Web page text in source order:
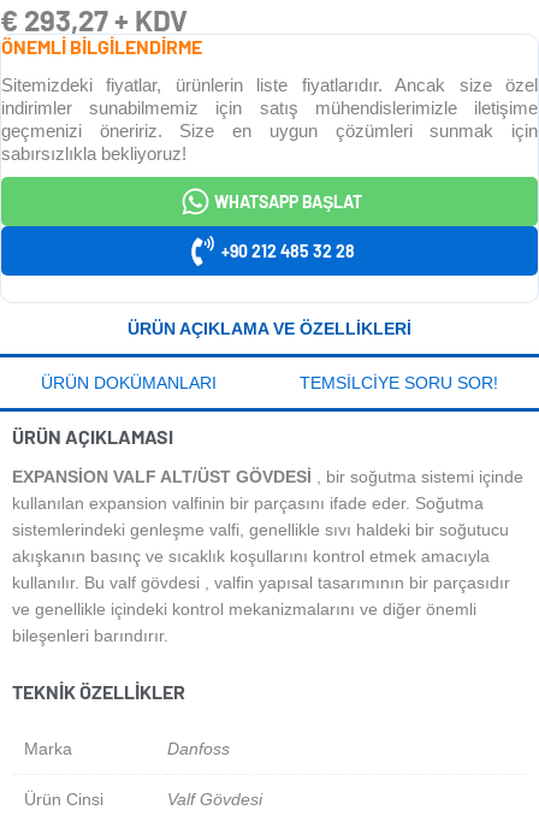
€ 293,27+ KDV
ÖNEMLİ BİLGİLENDİRME
Sitemizdeki fiyatlar, ürünlerin liste fiyatlarıdır. Ancak size özel
indirimler sunabilmemiz için satış mühendislerimizle iletişime
geçmenizi öneririz. Size en uygun çözümleri sunmak için
sabırsızlıkla bekliyoruz!
WHATSAPP BAŞLAT
+90 212 485 32 28
ÜRÜN AÇIKLAMA VE ÖZELLIKLERI
ÜRÜN DOKÜMANLARI TEMSILCIYE SORU SOR!
ÜRÜN AÇIKLAMASI
EXPANSİON VALF ALT/ÜST GÖVDESİ , bir soğutma sistemi içinde
kullanılan expansion valfinin bir parçasını ifade eder. Soğutma
sistemlerindeki genleşme valfi, genellikle sıvı haldeki bir soğutucu
akışkanın basınç ve sıcaklık koşullarını kontrol etmek amacıyla
kullanılır. Bu valf gövdesi , valfin yapısal tasarımının bir parçasıdır
ve genellikle içindeki kontrol mekanizmalarını ve diğer önemli
bileşenleri barındırır.
TEKNIK ÖZELLIKLER
Marka Danfoss
Ürün Cinsi Valf Gövdesi